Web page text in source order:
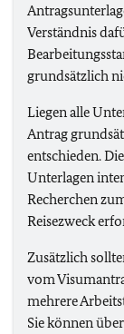
Verständnis
grundsätzlich
Liegen alle
Antrag
entschieden.
Unterlagen
Recherchen
Reisezweck
Zusätzlich
vom
mehrere
Sie können